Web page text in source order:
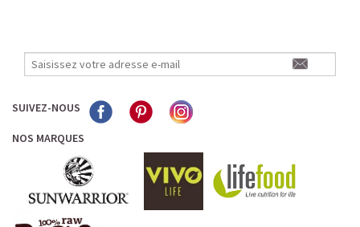
biologique permet d'éviter les troubles digestifs liés à
l'effort.
SUIVEZ-NOUS
NOS MARQUES